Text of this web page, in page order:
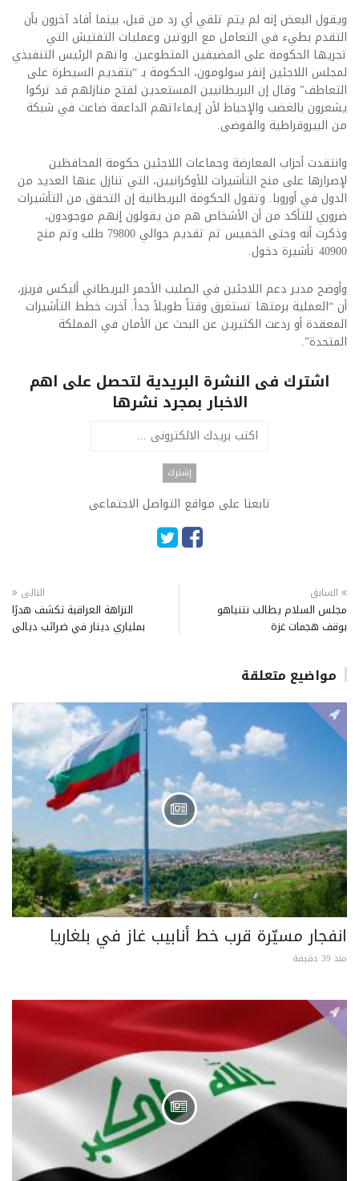
ويقول البعض إنه لم يتم تلقي أي رد من قبل، بينما أفاد آخرون بأن
التقدم بطيء في التعامل مع الروتين وعمليات التفتيش التي
تجريها الحكومة على المضيفين المتطوعين. واتهم الرئيس التنفيذي
لمجلس اللاجئين إنفر سولومون، الحكومة بـ “بتقديم السيطرة على
التعاطف” وقال إن البريطانيين المستعدين لفتح منازلهم قد تركوا
يشعرون بالغضب والإحباط لأن إيماءاتهم الداعمة ضاعت في شبكة
من البيروقراطية والفوضى.
وانتقدت أحزاب المعارضة وجماعات اللاجئين حكومة المحافظين
لإصرارها على منح التأشيرات للأوكرانيين، التي تنازل عنها العديد من
الدول في أوروبا. وتقول الحكومة البريطانية إن التحقق من التأشيرات
ضروري للتأكد من أن الأشخاص هم من يقولون إنهم موجودون،
وذكرت أنه وحتى الخميس تم تقديم حوالي 79800 طلب وتم منح
40900 تأشيرة دخول.
وأوضح مدير دعم اللاجئين في الصليب الأحمر البريطاني أليكس فريزر،
أن “العملية برمتها تستغرق وقتاً طويلاً جداً. أخرت خطط التأشيرات
المعقدة أو ردعت الكثيرين عن البحث عن الأمان في المملكة
المتحدة”.​
اشترك فى النشرة البريدية لتحصل على اهم
الاخبار بمجرد نشرها
تابعنا على مواقع التواصل الاجتماعى
السابق
مجلس السلام يطالب نتنياهو
بوقف هجمات غزة
التالى
النزاهة العراقية تكشف هدرًا
بملياري دينار في ضرائب ديالى
مواضيع متعلقة
انفجار مسيّرة قرب خط أنابيب غاز في بلغاريا
منذ 39 دقيقة